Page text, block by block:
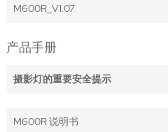
M600R_V1.07
产品手册
摄影灯的重要安全提示
M600R 说明书